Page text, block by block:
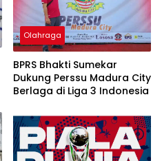
Olahraga
BPRS Bhakti Sumekar
Dukung Perssu Madura City
Berlaga di Liga 3 Indonesia